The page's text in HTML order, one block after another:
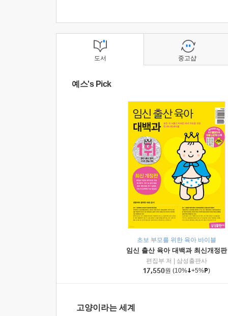
도서
예스's Pick
초보 부모를 위한 육아 바이블
임신 출산 육아 대백과 최신개정판
편집부 저
삼성출판사
17,550원 (10% +5% )
고양이라는 세계
중고샵